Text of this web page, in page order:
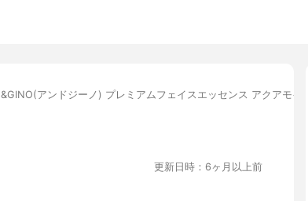
&GINO(アンドジーノ) プレミアムフェイスエッセンス アクアモイス
更新日時：6ヶ月以上前